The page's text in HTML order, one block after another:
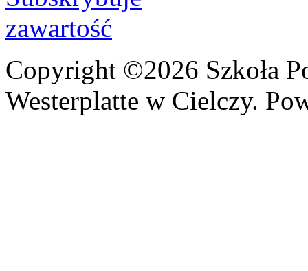
Copyright ©2026 Szkoła
Westerplatte w Cielczy.